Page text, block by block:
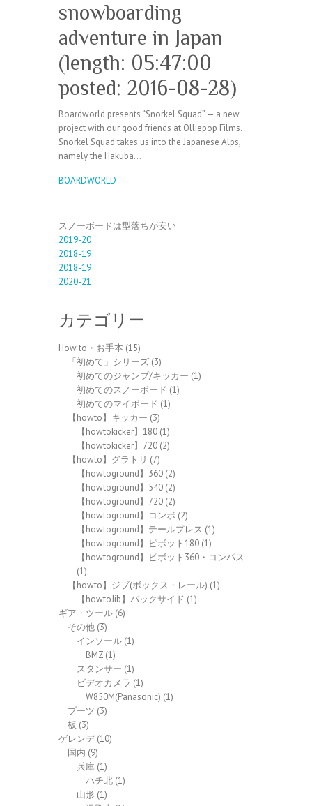
snowboarding
adventure in Japan
(length: 05:47:00
posted: 2016-08-28)
Boardworld presents “Snorkel Squad” — a new
project with our good friends at Olliepop Films.
Snorkel Squad takes us into the Japanese Alps,
namely the Hakuba…
BOARDWORLD
スノーボードは型落ちが安い
2019-20
2018-19
2018-19
2020-21
カテゴリー
How to・お手本 (15)
「初めて」シリーズ (3)
初めてのジャンプ/キッカー (1)
初めてのスノーボード (1)
初めてのマイボード (1)
【howto】キッカー (3)
【howtokicker】180 (1)
【howtokicker】720 (2)
【howto】グラトリ (7)
【howtoground】360 (2)
【howtoground】540 (2)
【howtoground】720 (2)
【howtoground】コンボ (2)
【howtoground】テールプレス (1)
【howtoground】ピボット180 (1)
【howtoground】ピボット360・コンパス
(1)
【howto】ジブ(ボックス・レール) (1)
【howtoJib】バックサイド (1)
ギア・ツール (6)
その他 (3)
インソール (1)
BMZ (1)
スタンサー (1)
ビデオカメラ (1)
W850M(Panasonic) (1)
ブーツ (3)
板 (3)
ゲレンデ(10)
国内 (9)
兵庫 (1)
ハチ北 (1)
山形 (1)